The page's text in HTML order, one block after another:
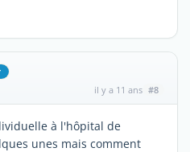
il y a 11 ans #8
à l'hôpital de
unes mais comment